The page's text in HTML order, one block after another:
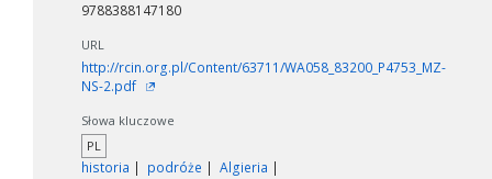
Jeśli generowanie trwa zbyt długo można ograniczyć dane np.
Anuluj
9788388147180
URL
http://rcin.org.pl/Content/63711/WA058_83200_P4753_MZ-
NS-2.pdf
Słowa kluczowe
PL
historia podróże
Algieria